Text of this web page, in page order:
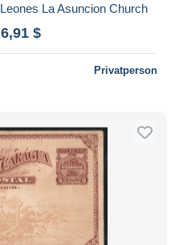
La Asuncion Church
$
Privatperson